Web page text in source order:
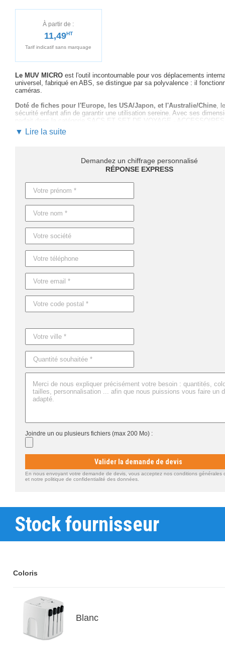
À partir de :
11,49HT
Tarif indicatif sans marquage
Le MUV MICRO est l'outil incontournable pour vos déplacements
universel, fabriqué en ABS, se distingue par sa polyvalence : il
caméras.
Doté de fiches pour l'Europe, les USA/Japon, et l'Australie/Chine,
sécurité enfant afin de garantir une utilisation sereine. Avec ses
parfait dans la catégorie SACS ET SET DE VOYAGE -
Cette adaptateur se transforme en
Le MUV MICRO est non seulement unoutil pratique et fonctionnel
service rapide : comptez 4 jours ouvrables pour les produits sans
Nous pouvons également ajuster les délais sur demande.
Ne laissez pas passer cette opportunité de renforcer votre marque
personnalisépour intégrerle MUV MICRO
Caractéristiques du produit :
Référence : MO8841
Nom : MUV MICRO
Dimensions : 5,5X5X5 CM
▼ Lire la suite
Demandez un chiffrage personnalisé
RÉPONSE EXPRESS
Joindre un ou plusieurs fichiers (max 200 Mo) :
Valider la demande de devis
En nous envoyant votre demande de devis, vous acceptez nos conditions générales
et notre politique de confidentialité des données.
Stock fournisseur
Coloris
Blanc